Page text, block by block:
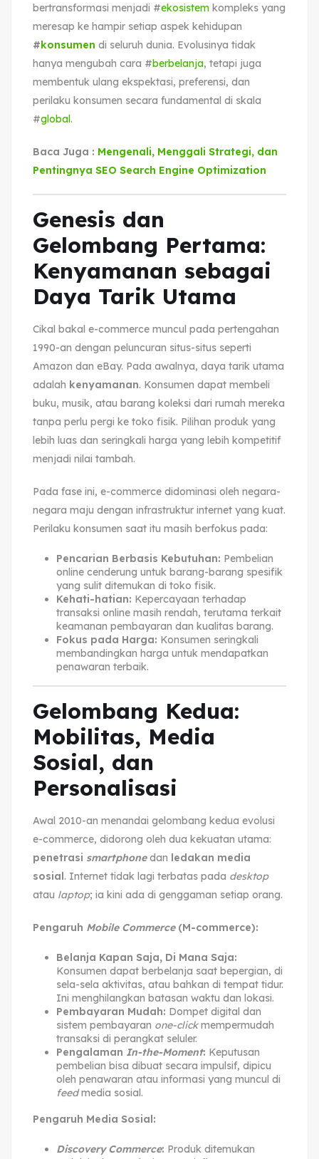
bertransformasi menjadi #ekosistem kompleks yang
meresap ke hampir setiap aspek kehidupan
#konsumen di seluruh dunia. Evolusinya tidak
hanya mengubah cara #berbelanja, tetapi juga
membentuk ulang ekspektasi, preferensi, dan
perilaku konsumen secara fundamental di skala
#global.
Baca Juga : Mengenali, Menggali Strategi, dan
Pentingnya SEO Search Engine Optimization
Genesis dan
Gelombang Pertama:
Kenyamanan sebagai
Daya Tarik Utama
Cikal bakal e-commerce muncul pada pertengahan
1990-an dengan peluncuran situs-situs seperti
Amazon dan eBay. Pada awalnya, daya tarik utama
adalah kenyamanan. Konsumen dapat membeli
buku, musik, atau barang koleksi dari rumah mereka
tanpa perlu pergi ke toko fisik. Pilihan produk yang
lebih luas dan seringkali harga yang lebih kompetitif
menjadi nilai tambah.
Pada fase ini, e-commerce didominasi oleh negara-
negara maju dengan infrastruktur internet yang kuat.
Perilaku konsumen saat itu masih berfokus pada:
Pencarian Berbasis Kebutuhan: Pembelian
online cenderung untuk barang-barang spesifik
yang sulit ditemukan di toko fisik.
Kehati-hatian: Kepercayaan terhadap
transaksi online masih rendah, terutama terkait
keamanan pembayaran dan kualitas barang.
Fokus pada Harga: Konsumen seringkali
membandingkan harga untuk mendapatkan
penawaran terbaik.
Gelombang Kedua:
Mobilitas, Media
Sosial, dan
Personalisasi
Awal 2010-an menandai gelombang kedua evolusi
e-commerce, didorong oleh dua kekuatan utama:
penetrasi smartphonedan ledakan media
sosial. Internet tidak lagi terbatas pada desktop
atau laptop; ia kini ada di genggaman setiap orang.
Pengaruh Mobile Commerce(M-commerce):
Belanja Kapan Saja, Di Mana Saja:
Konsumen dapat berbelanja saat bepergian, di
sela-sela aktivitas, atau bahkan di tempat tidur.
Ini menghilangkan batasan waktu dan lokasi.
Pembayaran Mudah: Dompet digital dan
sistem pembayaran one-clickmempermudah
transaksi di perangkat seluler.
Pengalaman In-the-Moment: Keputusan
pembelian bisa dibuat secara impulsif, dipicu
oleh penawaran atau informasi yang muncul di
feedmedia sosial.
Pengaruh Media Sosial:
Discovery Commerce: Produk ditemukan